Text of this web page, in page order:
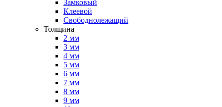
Замковый
Клеевой
Свободнолежащий
Толщина
2 мм
3 мм
4 мм
5 мм
6 мм
7 мм
8 мм
9 мм